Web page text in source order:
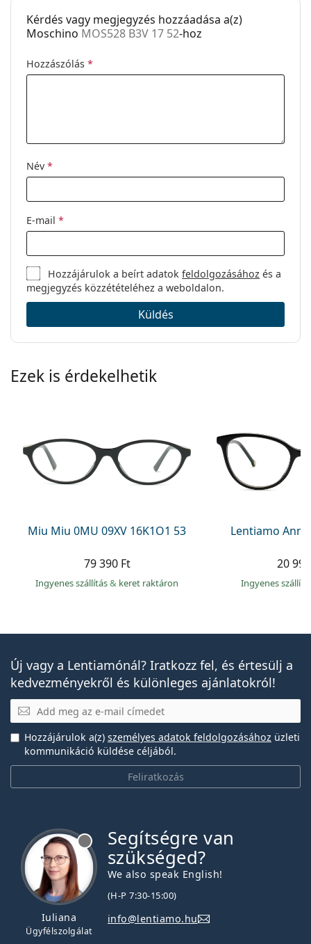
Egyéb
Kategória:
Kérdés vagy megjegyzés hozzáadása a(z)
Moschino MOS528 B3V 17 52-hoz
Hozzászólás *
Név *
E-mail *
Hozzájárulok a beírt adatokfeldolgozásához és a
megjegyzés közzétételéhez a weboldalon.
Küldés
Ezek is érdekelhetik
Miu Miu 0MU 09XV 16K1O1 53
79 390 Ft
Ingyenes szállítás& keret raktáron
Lentiamo
20
Ingyenes
Új vagy a Lentiamónál? Iratkozz fel, és értesülj a
kedvezményekről és különleges ajánlatokról!
E-mail
Feliratkozás
Hozzájárulok a(z) személyes adatok feldolgozásához üzleti
kommunikáció küldése céljából.
Iuliana
Ügyfélszolgálat
Segítségre van
szükséged?
We also speak English!
(H-P 7:30-15:00)
info@lentiamo.hu